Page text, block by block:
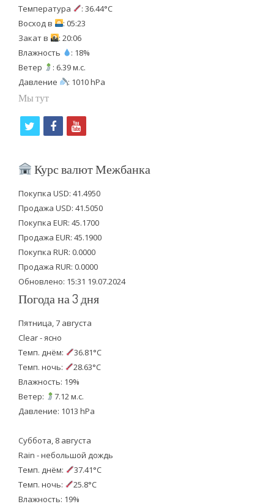
Температура
: 36.44°C
Восход в
: 05:23
Закат в
: 20:06
Влажность
: 18%
Ветер
: 6.39 м.с.
Давление
: 1010 hPa
Мы тут
i
t
e
r
f
b
o
o
k
y
u
b
e
Курс валют Межбанка
Покупка USD: 41.4950
Продажа USD: 41.5050
Покупка EUR: 45.1700
Продажа EUR: 45.1900
Покупка RUR: 0.0000
Продажа RUR: 0.0000
Обновлено: 15:31 19.07.2024
Погода на 3 дня
Пятница, 7 августа
Clear - ясно
Темп. днём:
36.81°C
Темп. ночь:
28.63°C
Влажность: 19%
Ветер:
7.12 м.с.
Давление: 1013 hPa
Суббота, 8 августа
Rain - небольшой дождь
Темп. днём:
37.41°C
Темп. ночь:
25.8°C
Влажность: 19%